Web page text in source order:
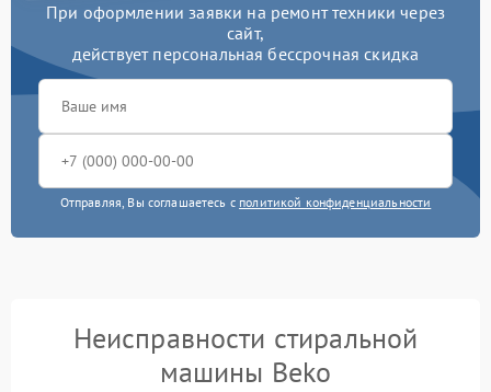
При оформлении заявки на ремонт техники через
сайт,
действует персональная бессрочная скидка
Отправляя, Вы соглашаетесь с политикой конфиденциальности
Неисправности стиральной
машины Beko